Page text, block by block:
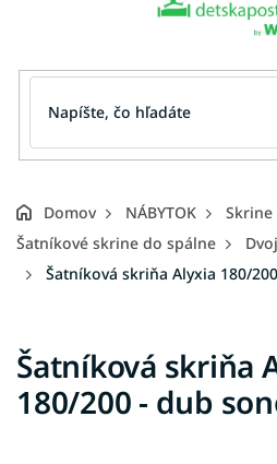
Domov NÁBYTOK Skrine
Šatníkové skrine do spálne
Šatníková skriňa Alyxia 180/
Šatníková skriňa
180/200 - dub